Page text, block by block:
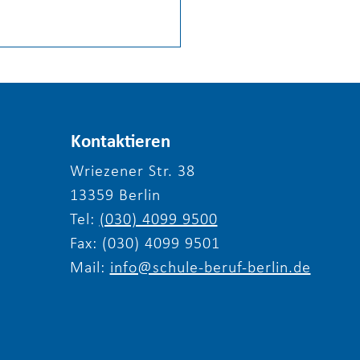
Einladung zum
2026 von
& Beruf Berlin e.V.
Kontaktieren
Wriezener Str. 38
13359 Berlin
Tel: (030) 4099 9500
Fax: (030) 4099 9501
Mail: info@schule-beruf-berlin.de